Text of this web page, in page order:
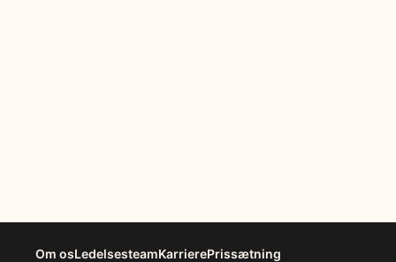
Om osLedelsesteamKarrierePrissætning